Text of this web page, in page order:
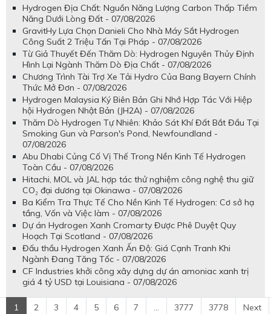
Hydrogen Địa Chất: Nguồn Năng Lượng Carbon Thấp Tiềm
Năng Dưới Lòng Đất - 07/08/2026
GravitHy Lựa Chọn Danieli Cho Nhà Máy Sắt Hydrogen
Công Suất 2 Triệu Tấn Tại Pháp - 07/08/2026
Từ Giả Thuyết Đến Thăm Dò: Hydrogen Nguyên Thủy Định
Hình Lại Ngành Thăm Dò Địa Chất - 07/08/2026
Chương Trình Tài Trợ Xe Tải Hydro Của Bang Bayern Chính
Thức Mở Đơn - 07/08/2026
Hydrogen Malaysia Ký Biên Bản Ghi Nhớ Hợp Tác Với Hiệp
hội Hydrogen Nhật Bản (JH2A) - 07/08/2026
Thăm Dò Hydrogen Tự Nhiên: Khảo Sát Khí Đất Bắt Đầu Tại
Smoking Gun và Parson's Pond, Newfoundland -
07/08/2026
Abu Dhabi Củng Cố Vị Thế Trong Nền Kinh Tế Hydrogen
Toàn Cầu - 07/08/2026
Hitachi, MOL và JAL hợp tác thử nghiệm công nghệ thu giữ
CO₂ đại dương tại Okinawa - 07/08/2026
Ba Kiểm Tra Thực Tế Cho Nền Kinh Tế Hydrogen: Cơ sở hạ
tầng, Vốn và Việc làm - 07/08/2026
Dự án Hydrogen Xanh Cromarty Được Phê Duyệt Quy
Hoạch Tại Scotland - 07/08/2026
Đấu thầu Hydrogen Xanh Ấn Độ: Giá Cạnh Tranh Khi
Ngành Đang Tăng Tốc - 07/08/2026
CF Industries khởi công xây dựng dự án amoniac xanh trị
giá 4 tỷ USD tại Louisiana - 07/08/2026
1 2 3 4 5 6 7 ... 3777 3778 Next